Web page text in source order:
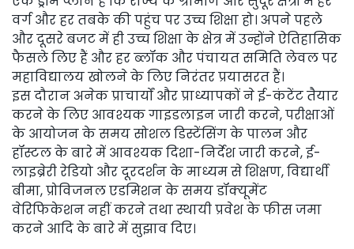
वर्ग और हर तबके की पहुंच पर उच्च शिक्षा हो। अपने पहले
और दूसरे बजट में ही उच्च शिक्षा के क्षेत्र में उन्होंने ऐतिहासिक
फैसले लिए हैं और हर ब्लॉक और पंचायत समिति लेवल पर
महाविद्यालय खोलने के लिए निरंतर प्रयासरत हैं।
इस दौरान अनेक प्राचार्यों और प्राध्यापकों ने ई-कंटेंट तैयार
करने के लिए आवश्यक गाइडलाइन जारी करने, परीक्षाओं
के आयोजन के समय सोशल डिस्टेंसिंग के पालन और
हॉस्टल के बारे में आवश्यक दिशा-निर्देश जारी करने, ई-
लाइब्रेरी रेडियो और दूरदर्शन के माध्यम से शिक्षण, विद्यार्थी
बीमा, प्रोविजनल एडमिशन के समय डॉक्यूमेंट
वेरिफिकेशन नहीं करने तथा स्थायी प्रवेश के फीस जमा
करने आदि के बारे में सुझाव दिए।